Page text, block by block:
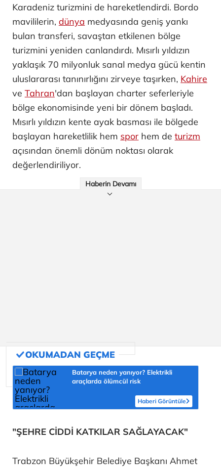
Karadeniz turizmini de hareketlendirdi. Bordo
mavililerin, dünya medyasında geniş yankı
bulan transferi, savaştan etkilenen bölge
turizmini yeniden canlandırdı. Mısırlı yıldızın
yaklaşık 70 milyonluk sanal medya gücü kentin
uluslararası tanınırlığını zirveye taşırken, Kahire
ve Tahran'dan başlayan charter seferleriyle
bölge ekonomisinde yeni bir dönem başladı.
Mısırlı yıldızın kente ayak basması ile bölgede
başlayan hareketlilik hem spor hem de turizm
açısından önemli dönüm noktası olarak
değerlendiriliyor.
Haberin Devamı
Batarya neden yanıyor? Elektrikli
araçlarda ölümcül risk
Haberi Görüntüle
"ŞEHRE CİDDİ KATKILAR SAĞLAYACAK"
Trabzon Büyükşehir Belediye Başkanı Ahmet